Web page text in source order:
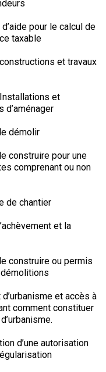
d’aide pour le calcul de
taxable
et travaux
et
d’aménager
démolir
construire pour une
comprenant ou non
de chantier
et la
construire ou permis
démolitions
et accès à
comment constituer
d’une autorisation